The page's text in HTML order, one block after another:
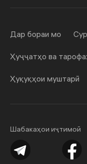
Шабакаҳои иҷтимоӣ
Дар бораи мо
Ҳуҷҷатҳо ва
Ҳуқуқҳои муштарӣ